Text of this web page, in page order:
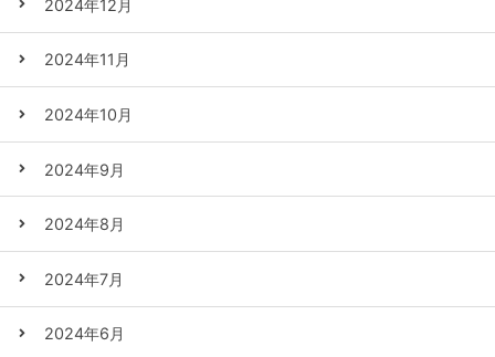
2024年12月
2024年11月
2024年10月
2024年9月
2024年8月
2024年7月
2024年6月